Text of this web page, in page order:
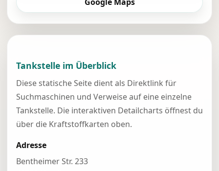
Tankstelle im Überblick
Diese statische Seite dient als Direktlink für
Suchmaschinen und Verweise auf eine einzelne
Tankstelle. Die interaktiven Detailcharts öffnest du
über die Kraftstoffkarten oben.
Adresse
Bentheimer Str. 233